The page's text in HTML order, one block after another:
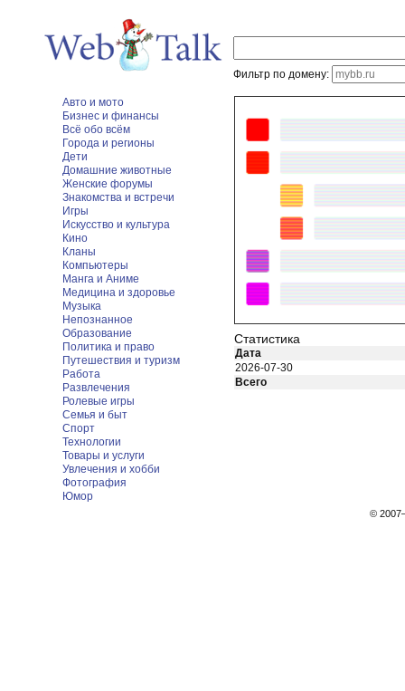
Фильтр по домену:
Авто и мото
Бизнес и финансы
Всё обо всём
Города и регионы
Дети
Домашние животные
Женские форумы
Знакомства и встречи
Игры
Искусство и культура
Кино
Кланы
Компьютеры
Манга и Аниме
Медицина и здоровье
Музыка
Непознанное
Образование
Политика и право
Путешествия и туризм
Работа
Развлечения
Ролевые игры
Семья и быт
Спорт
Технологии
Товары и услуги
Увлечения и хобби
Фотография
Юмор
Статистика
Дата
2026-07-30
Всего
©